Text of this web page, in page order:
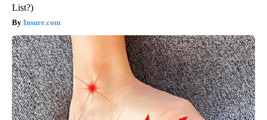
List?)
Insure.com